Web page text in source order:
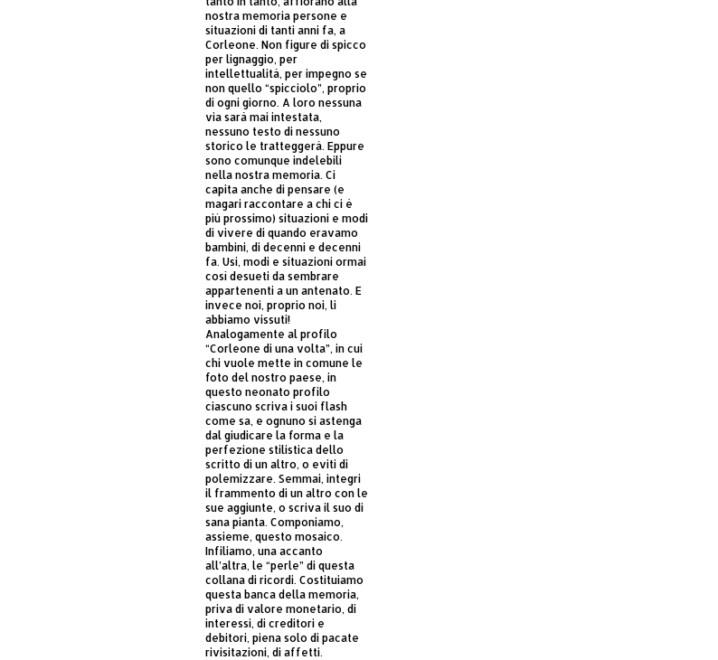
nostra memoria persone e
situazioni di tanti anni fa, a
Corleone. Non figure di spicco
per lignaggio, per
intellettualità, per impegno se
non quello “spicciolo”, proprio
di ogni giorno. A loro nessuna
via sarà mai intestata,
nessuno testo di nessuno
storico le tratteggerà. Eppure
sono comunque indelebili
nella nostra memoria. Ci
capita anche di pensare (e
magari raccontare a chi ci è
più prossimo) situazioni e modi
di vivere di quando eravamo
bambini, di decenni e decenni
fa. Usi, modi e situazioni ormai
così desueti da sembrare
appartenenti a un antenato. E
invece noi, proprio noi, li
abbiamo vissuti!
Analogamente al profilo
“Corleone di una volta”, in cui
chi vuole mette in comune le
foto del nostro paese, in
questo neonato profilo
ciascuno scriva i suoi flash
come sa, e ognuno si astenga
dal giudicare la forma e la
perfezione stilistica dello
scritto di un altro, o eviti di
polemizzare. Semmai, integri
il frammento di un altro con le
sue aggiunte, o scriva il suo di
sana pianta. Componiamo,
assieme, questo mosaico.
Infiliamo, una accanto
all’altra, le “perle” di questa
collana di ricordi. Costituiamo
questa banca della memoria,
priva di valore monetario, di
interessi, di creditori e
debitori, piena solo di pacate
rivisitazioni, di affetti.